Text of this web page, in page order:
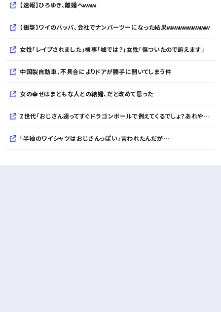
【速報】ひろゆき、離婚へｗｗｗ
【衝撃】ワイのパッパ、会社でナンバーツーになった結果ｗｗｗｗｗｗｗｗｗｗ
女性「レイプされました」検事「嘘では？」女性「傷ついたので訴えます」
中国製自動車、不具合によりドアが勝手に開いてしまう件
女の幸せはまともな人との結婚、だと改めて思った
Z世代「おじさん達ってすぐドラゴンボールで例えてくるでしょ？あれやめてほしい」
「半袖のワイシャツはおじさんっぽい」言われたんだが…